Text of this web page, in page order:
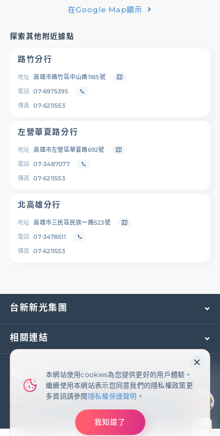
數位生活
服務據點 線上服務
優惠活動
在Google Map顯示
探索其他附近據點
路竹分行
地址 高雄市路竹區中山路1185號
電話 07-6975395
傳真 07-6211553
左營華夏路分行
地址 高雄市左營區華夏路692號
電話 07-3487077
傳真 07-6211553
北高雄分行
地址 高雄市三民區民族一路523號
電話 07-3478511
傳真 07-6211553
台新新光集團
相關連結
手機及國外客服專線：(02)2171-1055
臺灣新光商業銀行股份有限公司
本網站使用cookies為您提供更好的用戶體驗。
繼續使用本網站表示您同意我們的隱私權政策更
多資訊請參閱隱私權保護聲明 。
我知道了
繼續使用本網站表示您同意我們的隱私權政策更
多資訊請參閱隱私權保護聲明
我知道了